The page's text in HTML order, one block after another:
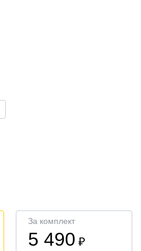
За комплект
5 490 ₽